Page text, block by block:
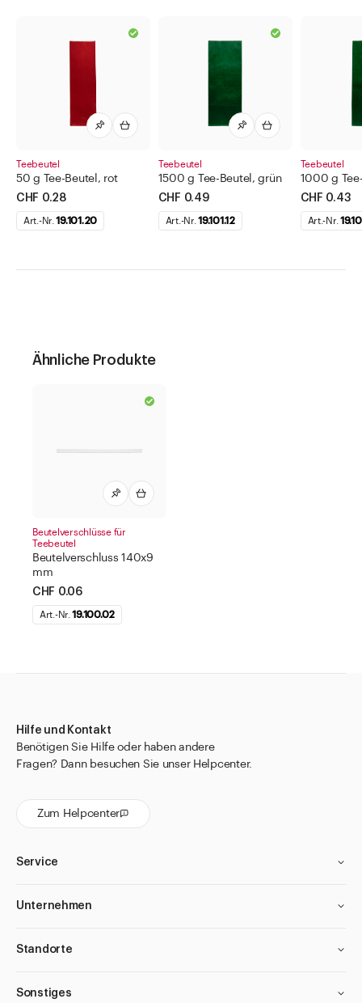
Teebeutel
50 g Tee-Beutel, rot
CHF 0.28
Art.-Nr.19.101.20
Teebeutel
1500 g Tee-Beutel, grün
CHF 0.49
Art.-Nr.19.101.12
Teebeutel
1000 g
CHF 0.43
Art.-Nr.
Ähnliche Produkte
Beutelverschlüsse für
Teebeutel
Beutelverschluss 140x9
mm
CHF 0.06
Art.-Nr.19.100.02
Hilfe und Kontakt
Benötigen Sie Hilfe oder haben andere
Fragen? Dann besuchen Sie unser Helpcenter.
Zum Helpcenter
Service
Unternehmen
Standorte
Sonstiges